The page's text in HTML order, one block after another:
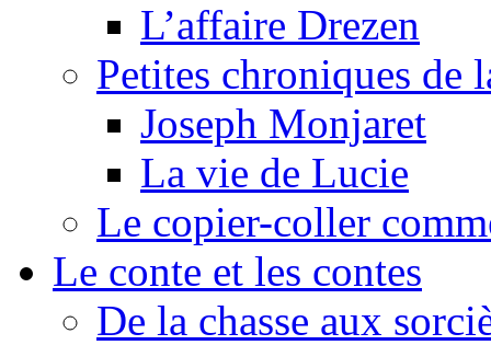
L’affaire Drezen
Petites chroniques de
Joseph Monjaret
La vie de Lucie
Le copier-coller
Le conte et les contes
De la chasse aux